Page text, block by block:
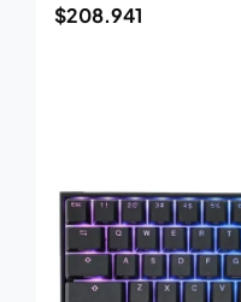
$208.941